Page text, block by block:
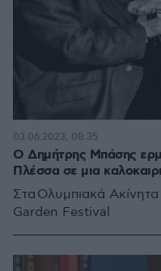
Ο Δημήτρης Μπάσης
Πλέσσα σε μια
Στα Ολυμπιακά Ακίνητα
Garden Festival
03.06.2023, 08:35